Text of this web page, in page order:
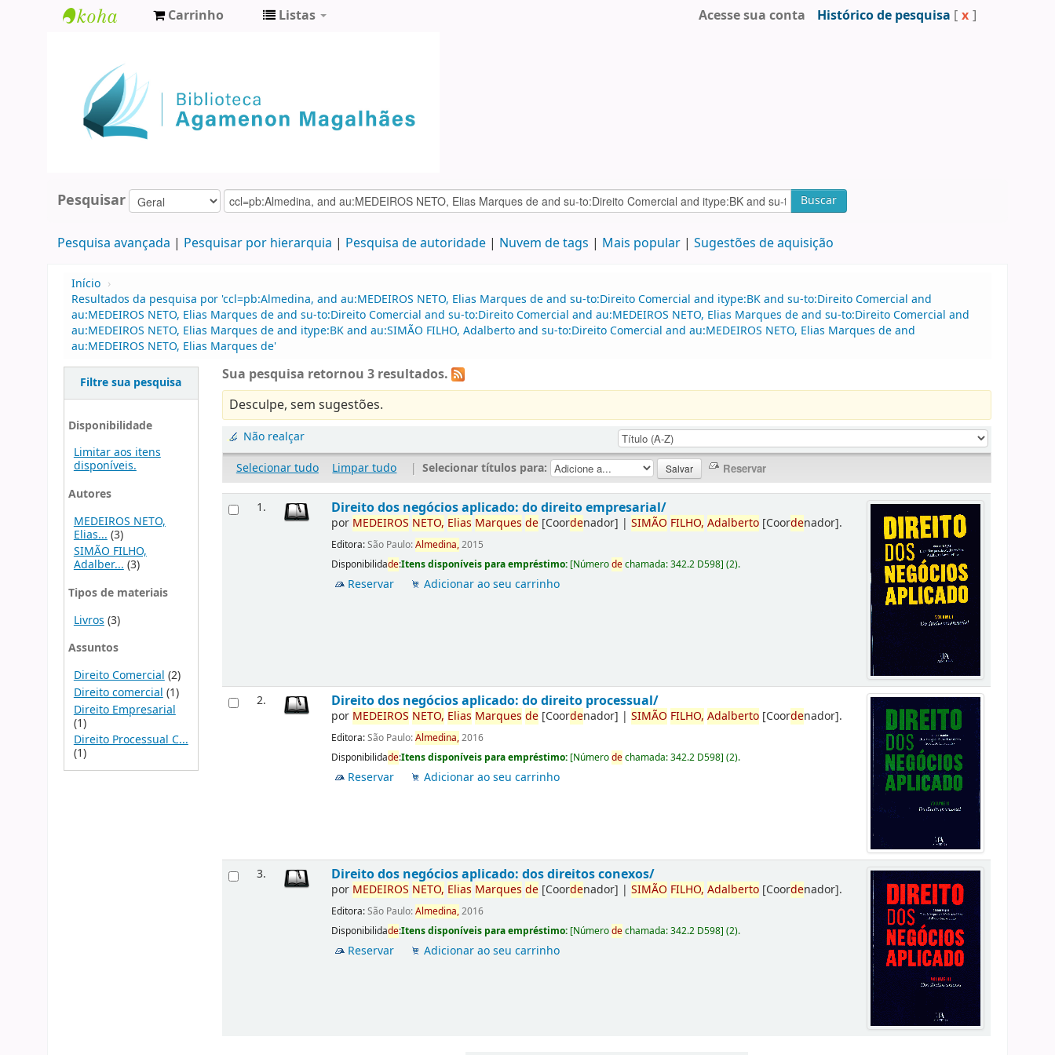
Agamenon
Magalhães
Carrinho Listas Acesse sua conta Histórico de pesquisa [ x ]
Pesquisar Buscar
Pesquisa avançada Pesquisar por hierarquia Pesquisa de autoridade Nuvem de tags Mais popular Sugestões de aquisição
Início ›
Resultados da pesquisa por 'ccl=pb:Almedina, and au:MEDEIROS NETO, Elias Marques de and su-to:Direito Comercial and itype:BK and su-to:Direito Comercial and
au:MEDEIROS NETO, Elias Marques de and su-to:Direito Comercial and su-to:Direito Comercial and au:MEDEIROS NETO, Elias Marques de and su-to:Direito Comercial and
au:MEDEIROS NETO, Elias Marques de and itype:BK and au:SIMÃO FILHO, Adalberto and su-to:Direito Comercial and au:MEDEIROS NETO, Elias Marques de and
au:MEDEIROS NETO, Elias Marques de'
Filtre sua pesquisa
Disponibilidade
Limitar aos itens
disponíveis.
Autores
MEDEIROS NETO,
Elias... (3)
SIMÃO FILHO,
Adalber...(3)
Tipos de materiais
Livros (3)
Assuntos
Direito Comercial (2)
Direito comercial (1)
Direito Empresarial
(1)
Direito Processual C...
(1)
Sua pesquisa retornou 3 resultados.
Desculpe, sem sugestões.
Não realçar
Selecionar tudo
Limpar tudo | Selecionar títulos para:
1. Direito dos negócios aplicado: do direito empresarial/
por MEDEIROS NETO, Elias Marques de [Coordenador] |SIMÃO FILHO, Adalberto [Coordenador].
Editora:São Paulo:Almedina,2015
Disponibilidade:Itens disponíveis para empréstimo: [Númerodechamada:342.2 D598](2).
Reservar Adicionar ao seu carrinho
2. Direito dos negócios aplicado: do direito processual/
por MEDEIROS NETO, Elias Marques de [Coordenador] |SIMÃO FILHO, Adalberto [Coordenador].
Editora:São Paulo:Almedina,2016
Disponibilidade:Itens disponíveis para empréstimo: [Númerodechamada:342.2 D598](2).
Reservar Adicionar ao seu carrinho
3. Direito dos negócios aplicado: dos direitos conexos/
por MEDEIROS NETO, Elias Marques de [Coordenador] |SIMÃO FILHO, Adalberto [Coordenador].
Editora:São Paulo:Almedina,2016
Disponibilidade:Itens disponíveis para empréstimo: [Númerodechamada:342.2 D598](2).
Reservar Adicionar ao seu carrinho